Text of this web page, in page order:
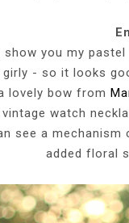
show you my
- so it looks
lovely bow from
watch
see a
added floral